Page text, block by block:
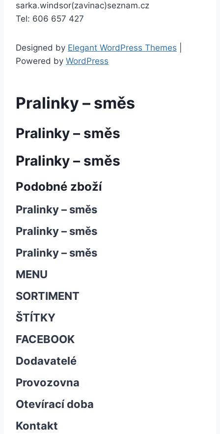
sarka.windsor(zavinac)seznam.cz
Tel: 606 657 427
Designed by Elegant WordPress Themes
Powered by WordPress
Pralinky – směs
Pralinky – směs
Pralinky – směs
Podobné zboží
Pralinky – směs
Pralinky – směs
Pralinky – směs
MENU
SORTIMENT
ŠTÍTKY
FACEBOOK
Dodavatelé
Provozovna
Otevírací doba
Kontakt